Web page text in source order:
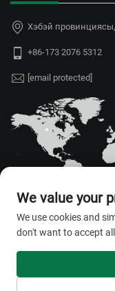
Хэбэй
+86-173 2076 5312
[email protected]
We value your
We use cookies and
don't want to accept